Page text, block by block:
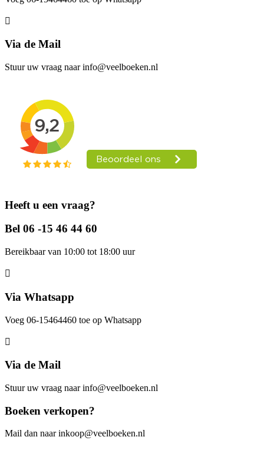
Via de Mail
Stuur uw vraag naar info@veelboeken.nl
Heeft u een vraag?
Bel 06 -15 46 44 60
Bereikbaar van 10:00 tot 18:00 uur
Via Whatsapp
Voeg 06-15464460 toe op Whatsapp
Via de Mail
Stuur uw vraag naar info@veelboeken.nl
Boeken verkopen?
Mail dan naar inkoop@veelboeken.nl